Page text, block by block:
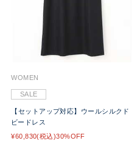
WOMEN
SALE
【セットアップ対応】ウールシルクド
ビードレス
¥60,830(税込)30%OFF